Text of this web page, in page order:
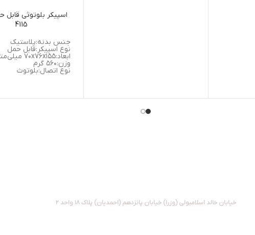
اسپیکر بلوتوثی
4115
جنس بدنه:پلاستیک
نوع اسپیکر:قابل حمل
ابعاد:۷۰x۷۶x۱۵۵ میلی‌متر
وزن:۵۶۰ گرم
نوع اتصال:بلوتوث
پورت ها:بلوتوث
خیابان خالد اسلامبولی (وزرا) خیابان پانزدهم (احمدیان) پلاک ۱۸ واحد ۲